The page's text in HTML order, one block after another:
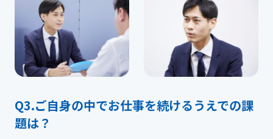
ご自身の中でお仕事を続けるうえでの課
題は？